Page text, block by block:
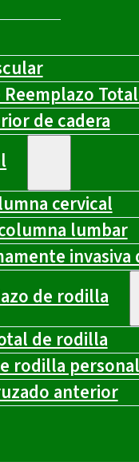
de cadera
cervical
lumbar
de rodilla
de rodilla
rodilla
anterior